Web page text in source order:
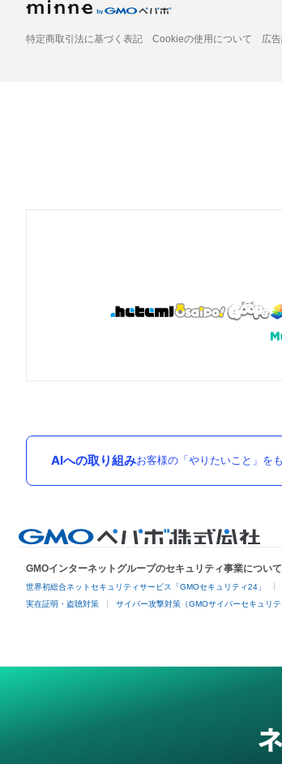
特定商取引法に基づく表記 Cookieの使用について 広
AIへの取り組みお客様の「やりたいこと」を
GMOインターネットグループのセキュリティ事業について
世界初総合ネットセキュリティサービス「GMOセキュリティ24」
実在証明・盗聴対策 サイバー攻撃対策（GMOサイバーセキュリテ